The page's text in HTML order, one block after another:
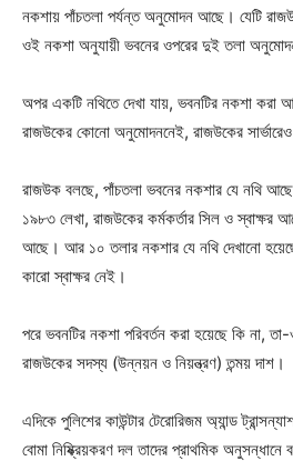
নকশায় পাঁচতলা পর্যন্ত অনুমোদন আছে। যেটি
ওই নকশা অনুযায়ী ভবনের ওপরের দুই তলা
অপর একটি নথিতে দেখা যায়, ভবনটির নকশা করা
রাজউকের কোনো অনুমোদননেই, রাজউকের
রাজউক বলছে, পাঁচতলা ভবনের নকশার যে নথি
১৯৮৩ লেখা, রাজউকের কর্মকর্তার সিল ও
আছে। আর ১০ তলার নকশার যে নথি দেখানো
কারো স্বাক্ষর নেই।
পরে ভবনটির নকশা পরিবর্তন করা হয়েছে কি না,
রাজউকের সদস্য (উন্নয়ন ও নিয়ন্ত্রণ) তন্ময় দাশ।
এদিকে পুলিশের কাউন্টার টেরোরিজম অ্যান্ড
বোমা নিষ্ক্রিয়করণ দল তাদের প্রাথমিক